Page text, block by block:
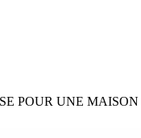
POUR UNE